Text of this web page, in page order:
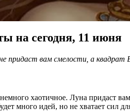
на сегодня, 11 июня
придаст вам смелости, а
хаотичное. Луна придаст
много идей, но не хватает сил